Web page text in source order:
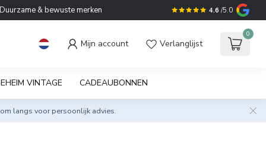
Duurzame & bewuste merken 4.6 /5.0
Mijn account Verlanglijst
0
VINTAGE CADEAUBONNEN
langs voor persoonlijk advies.